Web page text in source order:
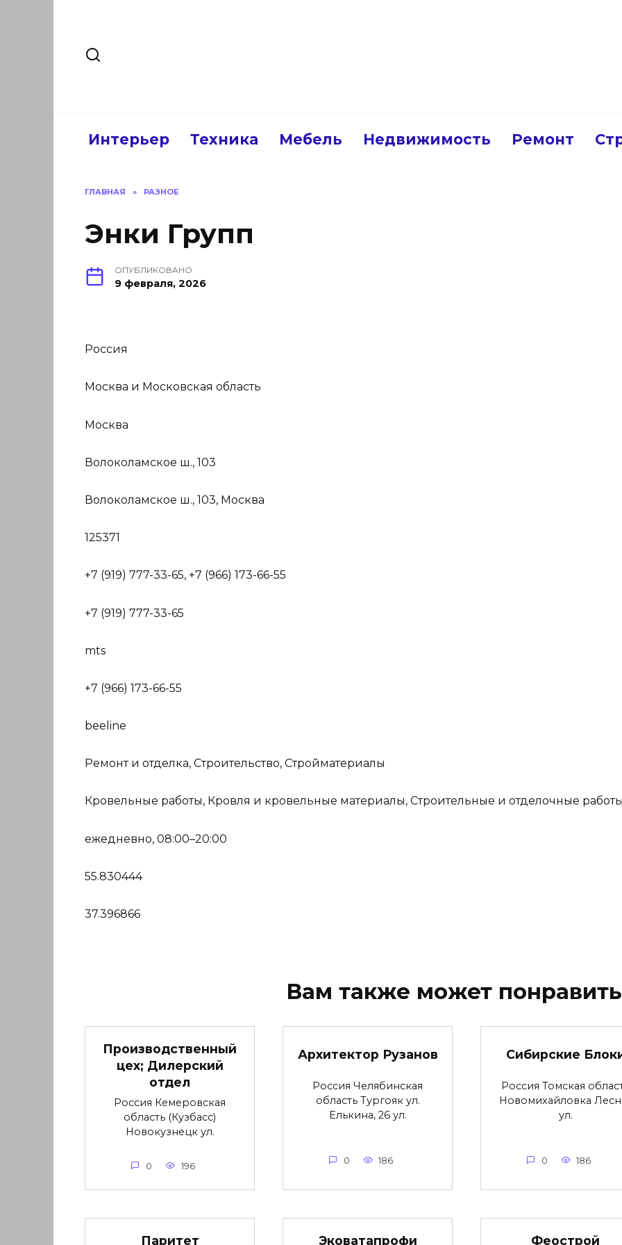
Интерьер Техника Мебель Недвижимость Ремонт
ГЛАВНАЯ » РАЗНОЕ
Энки Групп
ОПУБЛИКОВАНО
9 февраля, 2026
Россия
Москва и Московская область
Москва
Волоколамское ш., 103
Волоколамское ш., 103, Москва
125371
+7 (919) 777-33-65, +7 (966) 173-66-55
+7 (919) 777-33-65
mts
+7 (966) 173-66-55
beeline
Ремонт и отделка, Строительство, Стройматериалы
Кровельные работы, Кровля и кровельные материалы, Строительные и отделочные
ежедневно, 08:00–20:00
55.830444
37.396866
Вам также может
Производственный
цех; Дилерский
отдел
Россия Кемеровская
область (Кузбасс)
Новокузнецк ул.
0 196
Архитектор Рузанов
Россия Челябинская
область Тургояк ул.
Елькина, 26 ул.
0 186
Сибирские
Россия Томская
Новомихайловка
ул.
0 186
Паритет Эковатапрофи Феострой